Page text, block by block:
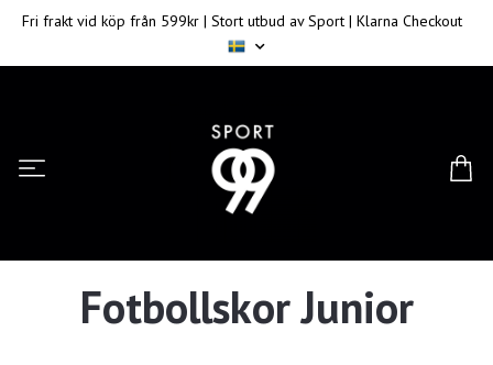
Fri frakt vid köp från 599kr | Stort utbud av Sport | Klarna Checkout
Fotbollskor Junior